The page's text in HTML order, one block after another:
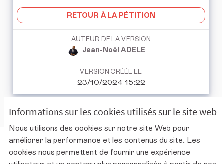
Informations sur les cookies utilisés sur le site web
Nous utilisons des cookies sur notre site Web pour
améliorer la performance et les contenus du site. Les
cookies nous permettent de fournir une expérience
RETOUR À LA PÉTITION
AUTEUR DE LA VERSION
Jean-Noël ADELE
VERSION CRÉÉE LE
23/10/2024 15:22
Charte d'utilisation de la plateforme
Mentions légales